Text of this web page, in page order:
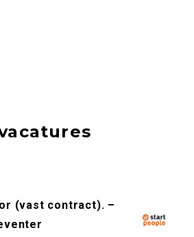
(vast contract). –